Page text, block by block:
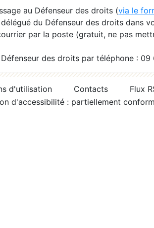
au Défenseur des droits (via le
du Défenseur des droits dans
par la poste (gratuit, ne pas
des droits par téléphone :
d'utilisation Contacts
Flux
d'accessibilité : partiellement